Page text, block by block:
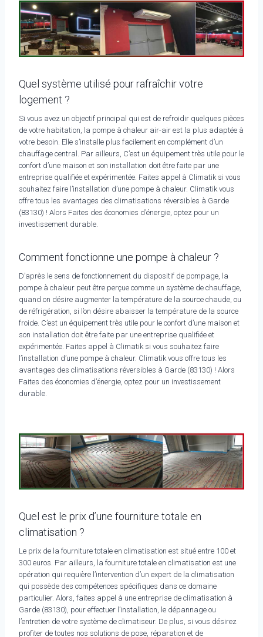
Quel système utilisé pour rafraîchir votre
logement ?
Si vous avez un objectif principal qui est de refroidir quelques pièces
de votre habitation, la pompe à chaleur air-air est la plus adaptée à
votre besoin. Elle s’installe plus facilement en complément d’un
chauffage central. Par ailleurs, C’est un équipement très utile pour le
confort d’une maison et son installation doit être faite par une
entreprise qualifiée et expérimentée. Faites appel à Climatik si vous
souhaitez faire l’installation d’une pompe à chaleur. Climatik vous
offre tous les avantages des climatisations réversibles à Garde
(83130) ! Alors Faites des économies d’énergie, optez pour un
investissement durable.
Comment fonctionne une pompe à chaleur ?
D’après le sens de fonctionnement du dispositif de pompage, la
pompe à chaleur peut être perçue comme un système de chauffage,
quand on désire augmenter la température de la source chaude, ou
de réfrigération, si l’on désire abaisser la température de la source
froide. C’est un équipement très utile pour le confort d’une maison et
son installation doit être faite par une entreprise qualifiée et
expérimentée. Faites appel à Climatik si vous souhaitez faire
l’installation d’une pompe à chaleur. Climatik vous offre tous les
avantages des climatisations réversibles à Garde (83130) ! Alors
Faites des économies d’énergie, optez pour un investissement
durable.
Quel est le prix d’une fourniture totale en
climatisation ?
Le prix de la fourniture totale en climatisation est situé entre 100 et
300 euros. Par ailleurs, la fourniture totale en climatisation est une
opération qui requière l’intervention d’un expert de la climatisation
qui possède des compétences spécifiques dans ce domaine
particulier. Alors, faites appel à une entreprise de climatisation à
Garde (83130), pour effectuer l’installation, le dépannage ou
l’entretien de votre système de climatiseur. De plus, si vous désirez
profiter de toutes nos solutions de pose, réparation et de